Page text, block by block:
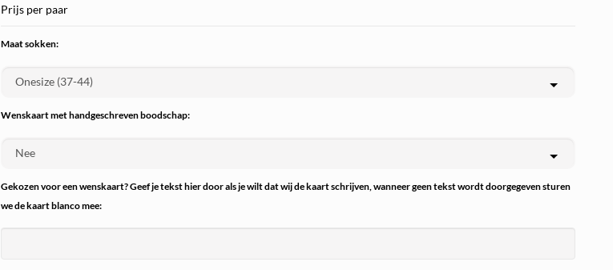
Prijs per paar
Maat sokken:
Wenskaart met handgeschreven boodschap:
Gekozen voor een wenskaart? Geef je tekst hier door als je wilt dat wij de kaart schrijven, wanneer geen tekst wordt doorgegeven sturen
we de kaart blanco mee: